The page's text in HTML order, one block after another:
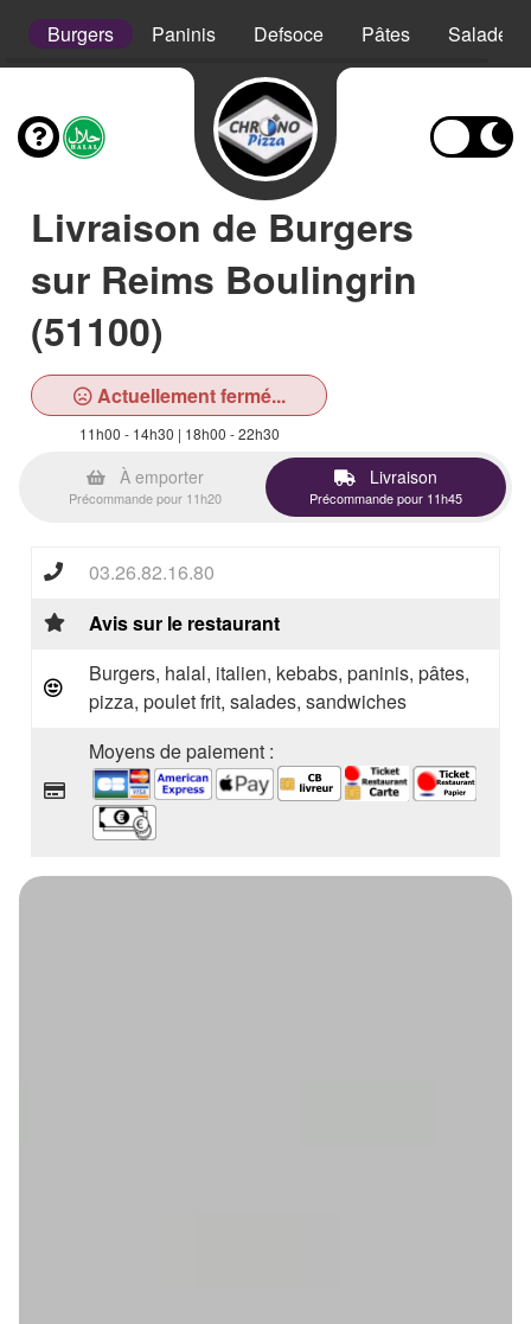
Burgers Paninis Defsoce Pâtes Salades
Livraison de Burgers
sur Reims Boulingrin
(51100)
Actuellement fermé...
11h00 - 14h30 | 18h00 - 22h30
À emporter
Précommande pour 11h20
Livraison
Précommande pour 11h45
03.26.82.16.80
Avis sur le restaurant
Burgers, halal, italien, kebabs, paninis, pâtes,
pizza, poulet frit, salades, sandwiches
Moyens de paiement :